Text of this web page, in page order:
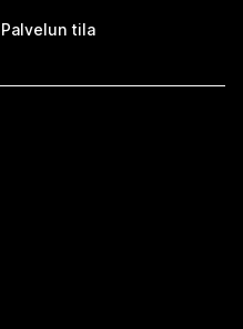
Palvelun tila